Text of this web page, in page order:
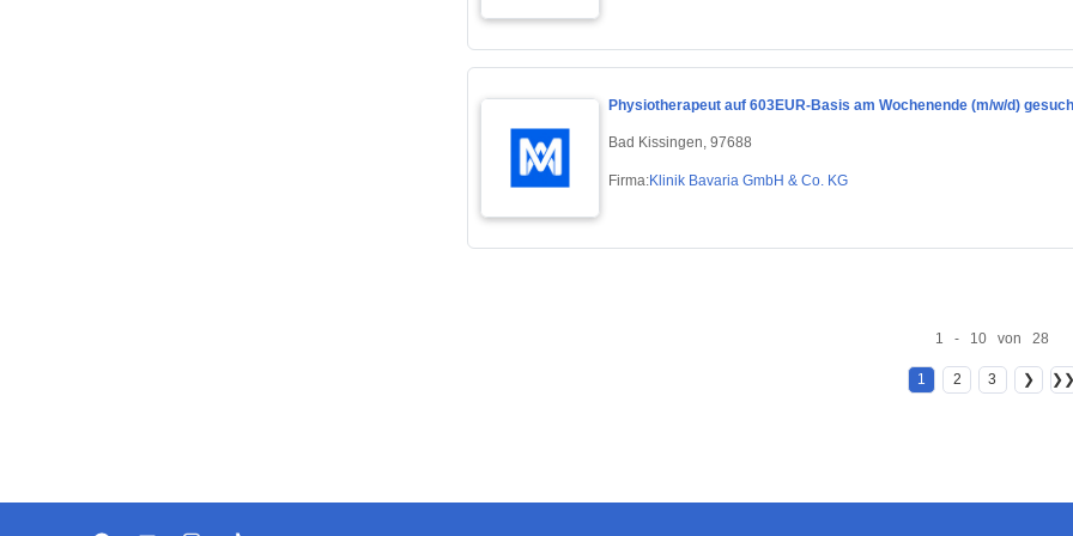
Physiotherapeut auf 603EUR-Basis am Wochenende (m/w/d)
Bad Kissingen, 97688
Firma:Klinik Bavaria GmbH & Co. KG
1 - 10 von 28
1 2 3 ❯ ❯❯